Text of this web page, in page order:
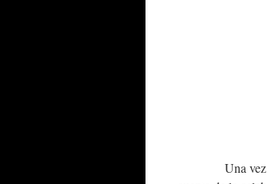
Una vez